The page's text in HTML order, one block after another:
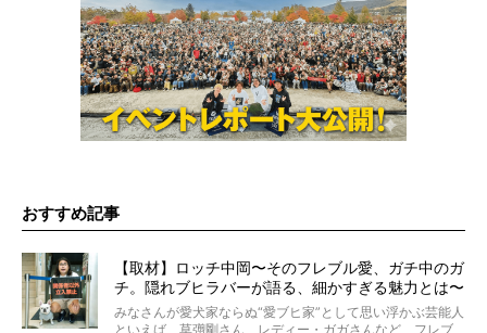
おすすめ記事
【取材】ロッチ中岡〜そのフレブル愛、ガチ中のガ
チ。隠れブヒラバーが語る、細かすぎる魅力とは〜
【前編】
みなさんが愛犬家ならぬ“愛ブヒ家”として思い浮かぶ芸能人
といえば、草彅剛さん、レディー・ガガさんなど、フレブ